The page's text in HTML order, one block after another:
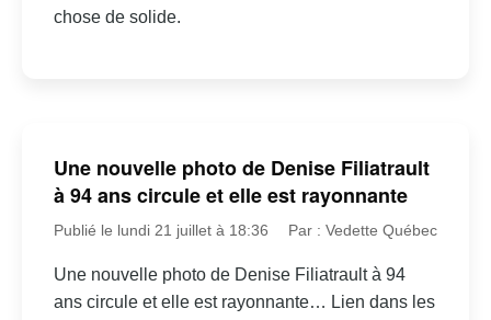
chose de solide.
Une nouvelle photo de Denise Filiatrault
à 94 ans circule et elle est rayonnante
Publié le lundi 21 juillet à 18:36 Par : Vedette Québec
Une nouvelle photo de Denise Filiatrault à 94
ans circule et elle est rayonnante… Lien dans les